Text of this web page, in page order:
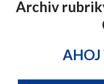
Archiv
AHOJ